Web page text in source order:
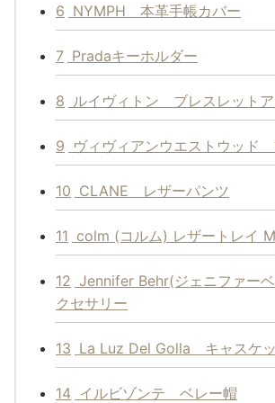
6 NYMPH 本革手帳カバー
7 Pradaキーホルダー
8 ルイヴィトン ブレスレット
9 ヴィヴィアンウエストウッド
10 CLANE レザーパンツ
11 colm (コルム) レザートレイ
12 Jennifer Behr(ジェニファー
クセサリー
13 La Luz Del Golla キャスケ
14 イルビゾンテ ベレー帽